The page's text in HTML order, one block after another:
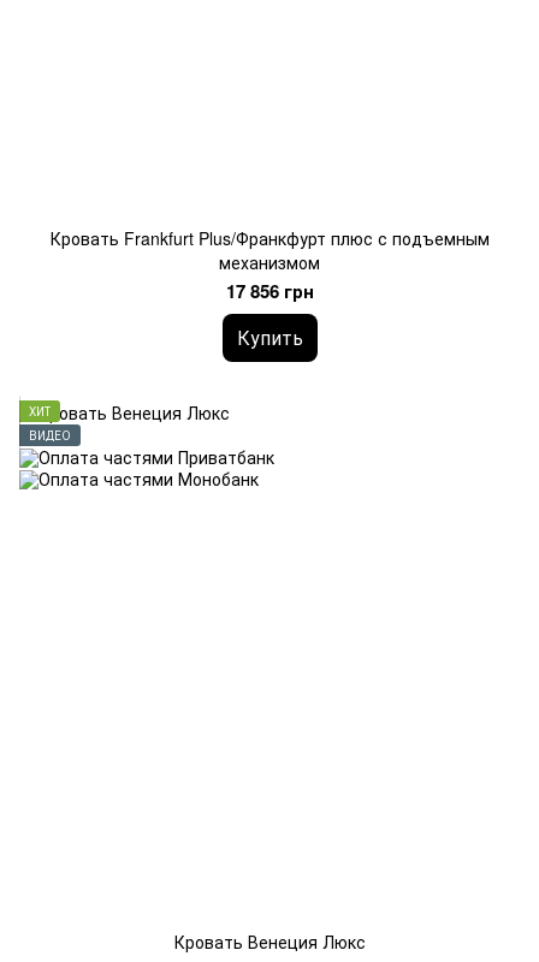
Кровать Frankfurt Plus/Франкфурт плюс с подъемным
механизмом
17 856 грн
Купить
ХИТ
ВИДЕО
Кровать Венеция Люкс